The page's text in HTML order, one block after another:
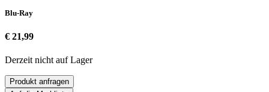
Blu-Ray
€ 21,99
Derzeit nicht auf Lager
Produkt anfragen